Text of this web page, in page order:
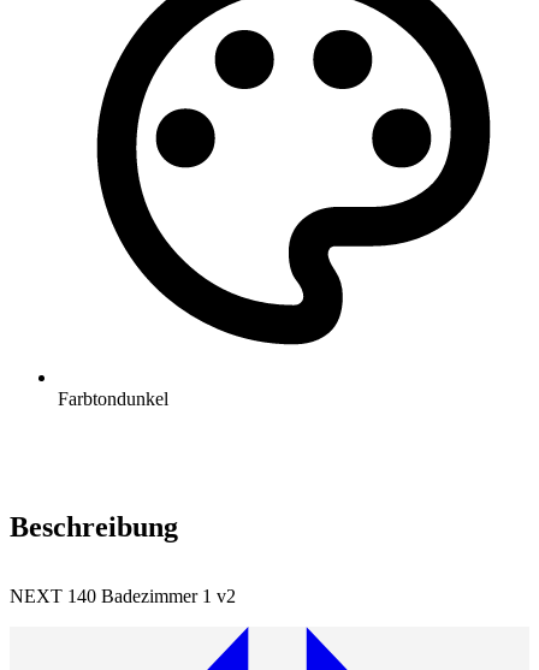
Farbtondunkel
Beschreibung
NEXT 140 Badezimmer 1 v2